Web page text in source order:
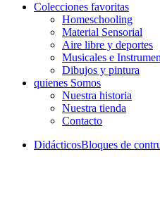
Colecciones favoritas
Homeschooling
Material Sensorial
Aire libre y deportes
Musicales e
Dibujos y pintura
quienes Somos
Nuestra historia
Nuestra tienda
Contacto
DidácticosBloques de